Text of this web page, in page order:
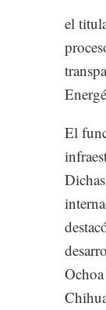
el
El